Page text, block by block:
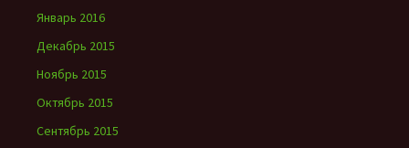
Январь 2016
Декабрь 2015
Ноябрь 2015
Октябрь 2015
Сентябрь 2015